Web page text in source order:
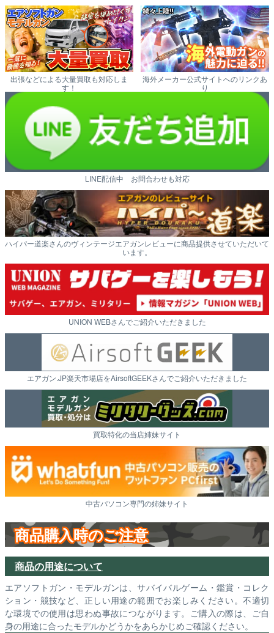
出張などによる大量買取も対応しま
す！
海外メーカー公式サイトへのリンクあ
り
LINE配信中 お問合わせも対応
ハイパー道楽さんのヴィンテージエアガンレビューに商品提供させていただいて
います。
UNION WEBさんでご紹介いただきました
エアガン.JP楽天市場店をAirsoftGEEKさんでご紹介いただきました
買取特化の当店姉妹サイト
中古パソコン専門の姉妹サイト
商品購入時のご注意
商品の用途について
エアソフトガン・モデルガンは、サバイバルゲーム・鑑賞・コレク
ション・競技など、正しい用途の範囲でお楽しみください。不適切
な環境での使用は思わぬ事故につながります。ご購入の際は、ご自
身の用途に合ったモデルかどうかをあらかじめご確認ください。